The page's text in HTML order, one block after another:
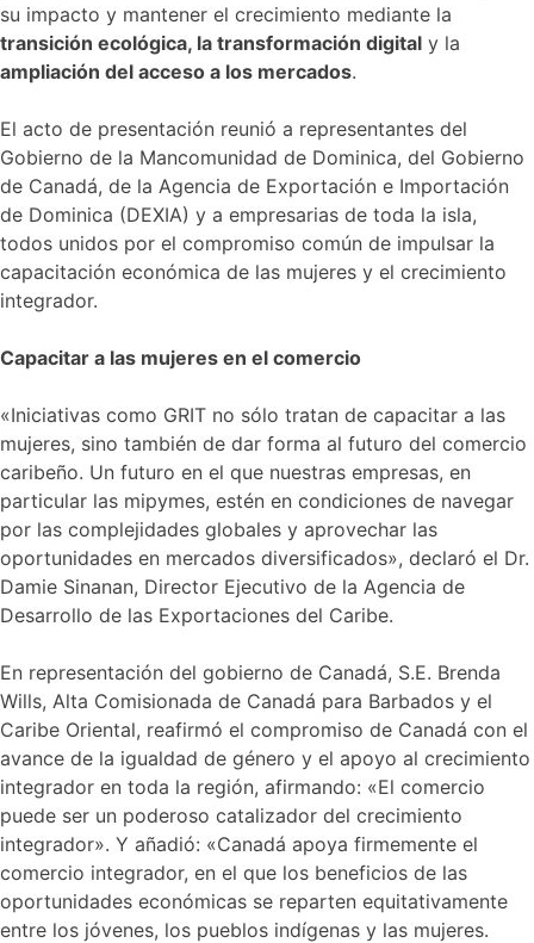
su impacto y mantener el crecimiento mediante la
transición ecológica, la transformación digital y la
ampliación del acceso a los mercados.
El acto de presentación reunió a representantes del
Gobierno de la Mancomunidad de Dominica, del Gobierno
de Canadá, de la Agencia de Exportación e Importación
de Dominica (DEXIA) y a empresarias de toda la isla,
todos unidos por el compromiso común de impulsar la
capacitación económica de las mujeres y el crecimiento
integrador.
Capacitar a las mujeres en el comercio
«Iniciativas como GRIT no sólo tratan de capacitar a las
mujeres, sino también de dar forma al futuro del comercio
caribeño. Un futuro en el que nuestras empresas, en
particular las mipymes, estén en condiciones de navegar
por las complejidades globales y aprovechar las
oportunidades en mercados diversificados», declaró el Dr.
Damie Sinanan, Director Ejecutivo de la Agencia de
Desarrollo de las Exportaciones del Caribe.
En representación del gobierno de Canadá, S.E. Brenda
Wills, Alta Comisionada de Canadá para Barbados y el
Caribe Oriental, reafirmó el compromiso de Canadá con el
avance de la igualdad de género y el apoyo al crecimiento
integrador en toda la región, afirmando: «El comercio
puede ser un poderoso catalizador del crecimiento
integrador». Y añadió: «Canadá apoya firmemente el
comercio integrador, en el que los beneficios de las
oportunidades económicas se reparten equitativamente
entre los jóvenes, los pueblos indígenas y las mujeres.